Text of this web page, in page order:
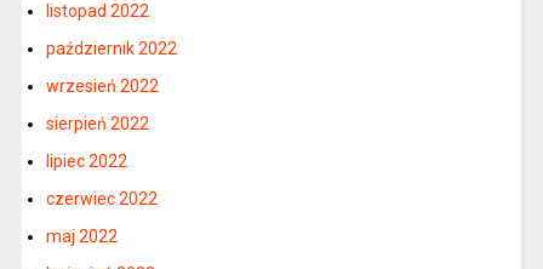
listopad 2022
październik 2022
wrzesień 2022
sierpień 2022
lipiec 2022
czerwiec 2022
maj 2022